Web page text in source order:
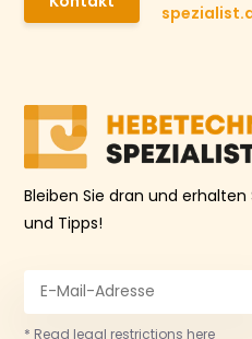
Bleiben Sie dran und
und Tipps!
* Read legal restrictions here